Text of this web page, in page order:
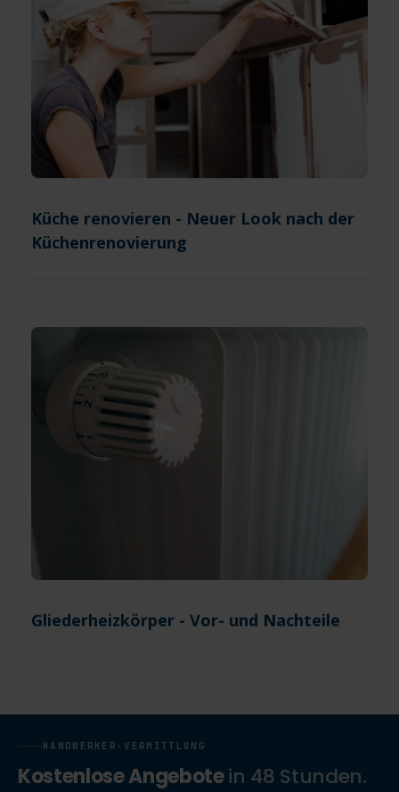
Küche renovieren - Neuer Look nach der
Küchenrenovierung
Gliederheizkörper - Vor- und Nachteile
HANDWERKER-VERMITTLUNG
Kostenlose Angebotein 48 Stunden.